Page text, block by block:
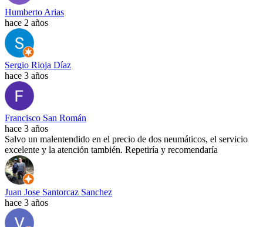
Humberto Arias
hace 2 años
Sergio Rioja Díaz
hace 3 años
Francisco San Román
hace 3 años
Salvo un malentendido en el precio de dos neumáticos, el servicio
excelente y la atención también. Repetiría y recomendaría
Juan Jose Santorcaz Sanchez
hace 3 años